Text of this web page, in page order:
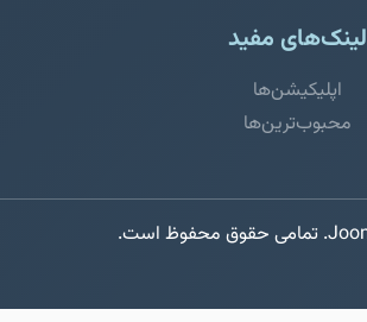
لینک‌های مفید
اپلیکیشن‌ها
محبوب‌ترین‌ها